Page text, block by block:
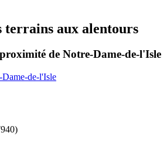
terrains aux alentours
de Notre-Dame-de-l'Isle
Dame-de-l'Isle